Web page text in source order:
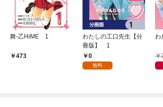
舞-乙HiME 1
473
わたしの工口先生【分
冊版】 1
0
無料
わ